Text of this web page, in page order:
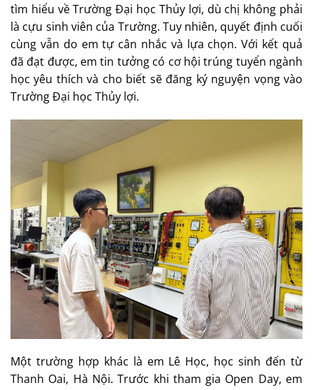
tìm hiểu về Trường Đại học Thủy lợi, dù chị không phải
là cựu sinh viên của Trường. Tuy nhiên, quyết định cuối
cùng vẫn do em tự cân nhắc và lựa chọn. Với kết quả
đã đạt được, em tin tưởng có cơ hội trúng tuyển ngành
học yêu thích và cho biết sẽ đăng ký nguyện vọng vào
Trường Đại học Thủy lợi.
Một trường hợp khác là em Lê Học, học sinh đến từ
Thanh Oai, Hà Nội. Trước khi tham gia Open Day, em